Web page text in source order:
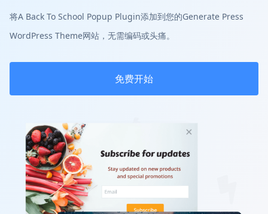
将A Back To School Popup Plugin添加到您的Generate Press
WordPress Theme网站，无需编码或头痛。
免费开始